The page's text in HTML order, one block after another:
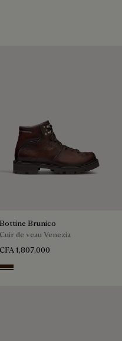
Bottine Brunico
Cuir de veau Venezia
CFA 1,807,000
Marrone Intenso